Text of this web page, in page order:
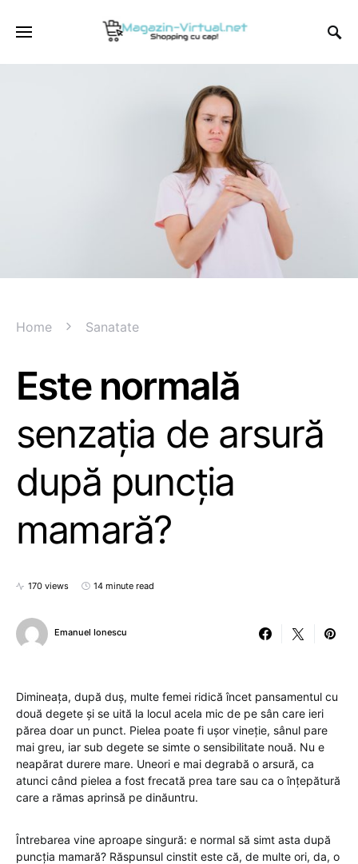
Home Sanatate
Este normală
senzația de arsură
după puncția
mamară?
170 views 14 minute read
Emanuel Ionescu
Dimineața, după duș, multe femei ridică încet pansamentul cu
două degete și se uită la locul acela mic de pe sân care ieri
părea doar un punct. Pielea poate fi ușor vineție, sânul pare
mai greu, iar sub degete se simte o sensibilitate nouă. Nu e
neapărat durere mare. Uneori e mai degrabă o arsură, ca
atunci când pielea a fost frecată prea tare sau ca o înțepătură
care a rămas aprinsă pe dinăuntru.
Întrebarea vine aproape singură: e normal să simt asta după
puncția mamară? Răspunsul cinstit este că, de multe ori, da, o